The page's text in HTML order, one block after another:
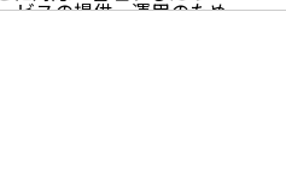
ビスの提供・運用のため
たご連絡のため